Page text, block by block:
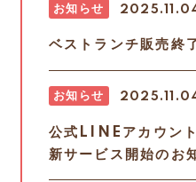
お知らせ
ベストランチ販売終
お知らせ
公式LINEアカウン
新サービス開始のお